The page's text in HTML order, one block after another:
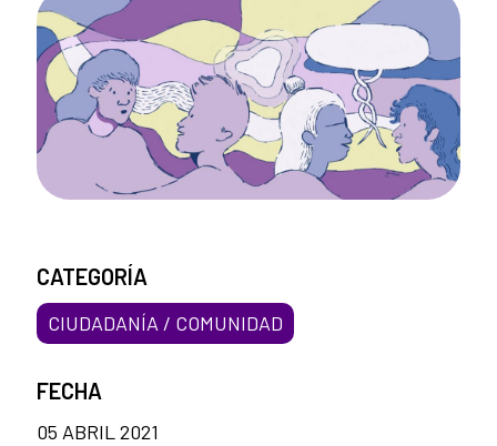
CATEGORÍA
CIUDADANÍA / COMUNIDAD
FECHA
05 ABRIL 2021